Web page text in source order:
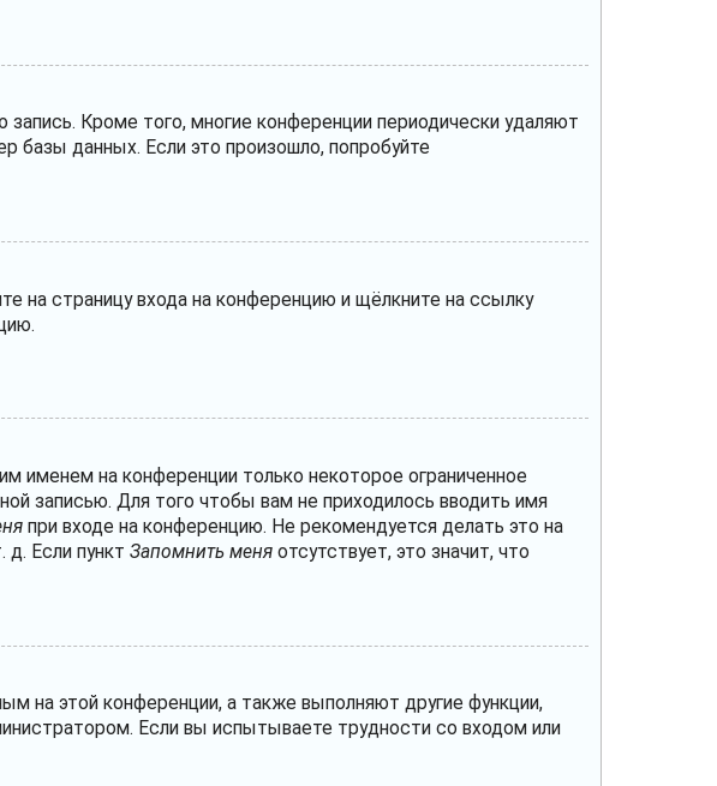
Кроме того, многие конференции периодически удаляют
базы данных. Если это произошло, попробуйте
на страницу входа на конференцию и щёлкните на ссылку
именем на конференции только некоторое ограниченное
записью. Для того чтобы вам не приходилось вводить имя
при входе на конференцию. Не рекомендуется делать это на
Если пункт Запомнить меня отсутствует, это значит, что
на этой конференции, а также выполняют другие функции,
Если вы испытываете трудности со входом или